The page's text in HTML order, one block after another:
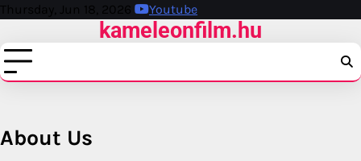
Skip
content
Thursday, Jun 18, 2026 Youtube
kameleonfilm.hu
About Us